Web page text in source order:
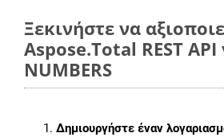
Ξεκινήστε να
Aspose.Total REST API
NUMBERS
Δημιουργήστε έναν